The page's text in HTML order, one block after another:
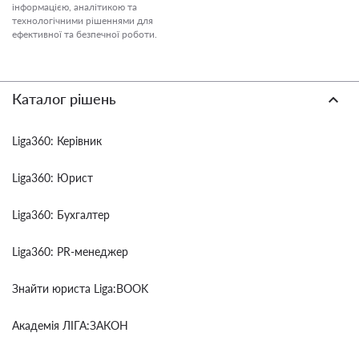
інформацією, аналітикою та
технологічними рішеннями для
ефективної та безпечної роботи.
Каталог рішень
Liga360: Керівник
Liga360: Юрист
Liga360: Бухгалтер
Liga360: PR-менеджер
Знайти юриста Liga:BOOK
Академія ЛІГА:ЗАКОН